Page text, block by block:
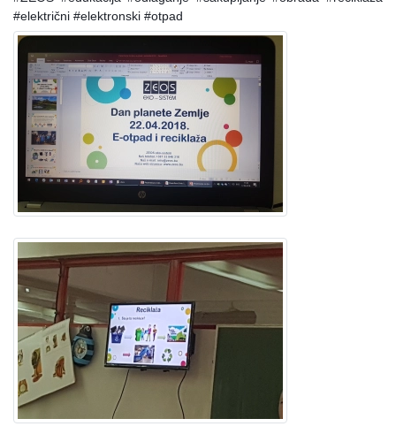
#električni #elektronski #otpad